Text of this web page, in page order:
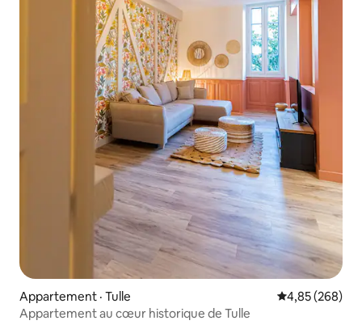
Appartement · Tulle Note
4,85 (268)
Appartement au cœur historique de Tulle